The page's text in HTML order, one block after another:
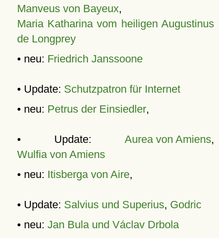
Manveus von Bayeux,
Maria Katharina vom heiligen Augustinus
de Longprey
• neu: Friedrich Janssoone
• Update: Schutzpatron für Internet
• neu: Petrus der Einsiedler,
• Update: Aurea von Amiens,
Wulfia von Amiens
• neu: Itisberga von Aire,
• Update: Salvius und Superius, Godric
• neu: Jan Bula und Václav Drbola